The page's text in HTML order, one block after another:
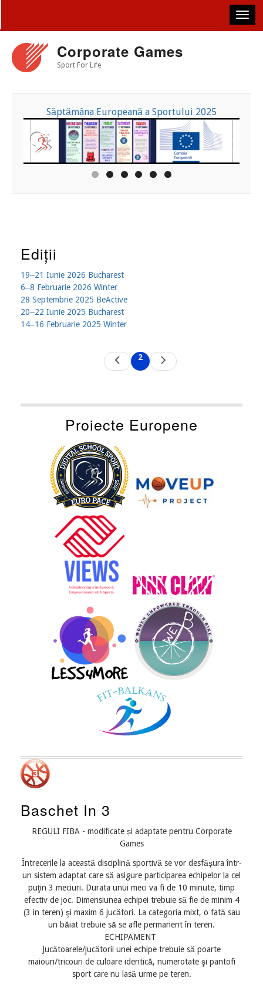
main
content
Corporate Games
Sport For Life
Săptămâna Europeană a Sportului 2025
Ediții
19‒21 Iunie 2026 Bucharest
6‒8 Februarie 2026 Winter
28 Septembrie 2025 BeActive
20‒22 Iunie 2025 Bucharest
14‒16 Februarie 2025 Winter
Previous
page
Current
page
2
Next
page
Proiecte Europene
Baschet In 3
REGULI FIBA - modificate și adaptate pentru Corporate
Games
Întrecerile la această disciplină sportivă se vor desfăşura într-
un sistem adaptat care să asigure participarea echipelor la cel
puţin 3 meciuri. Durata unui meci va fi de 10 minute, timp
efectiv de joc. Dimensiunea echipei trebuie să fie de minim 4
(3 in teren) şi maxim 6 jucători. La categoria mixt, o fată sau
un băiat trebuie să se afle permanent în teren.
ECHIPAMENT
Jucătoarele/jucătorii unei echipe trebuie să poarte
maiouri/tricouri de culoare identică, numerotate şi pantofi
sport care nu lasă urme pe teren.